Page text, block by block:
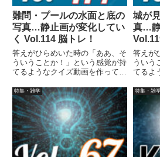
難問・プールの水面と底の
写真…静止画が変化してい
く Vol.114 脳トレ！
答えがひらめいた時の「ああ、そ
ういうことか！」という感覚が持
てるようなクイズ動画を作ってみ
画に答えはありませんので、最後
まで繰り返し見られます。
城が
真…静
答えが
ういう
てるよ
画に答
まで繰
特集・雑学 特集・雑